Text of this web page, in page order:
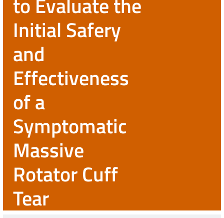
Initial Safery
and
Effectiveness
of a
Symptomatic
Massive
Rotator Cuff
Tear